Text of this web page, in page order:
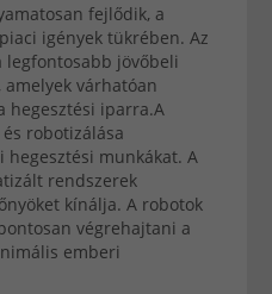
fejlődik, a
igények tükrében. Az
jövőbeli
várhatóan
hegesztési iparra.A
robotizálása
munkákat. A
rendszerek
kínálja. A robotok
végrehajtani a
emberi